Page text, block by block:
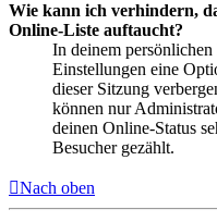
Wie kann ich verhindern,
Online-Liste auftaucht?
In deinem
Einstellungen eine
dieser Sitzung
können nur
deinen Online-Status
Besucher gezählt.
Nach oben